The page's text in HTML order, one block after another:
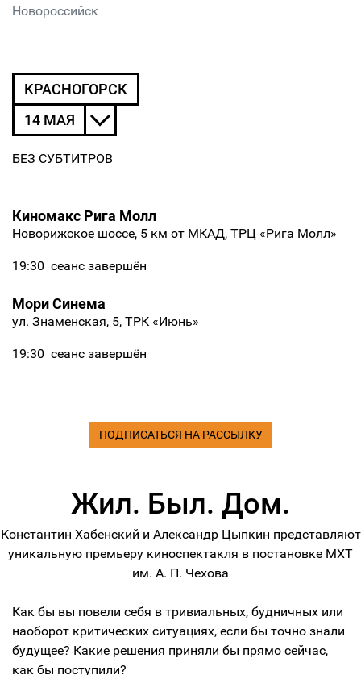
Новороссийск
КРАСНОГОРСК
14 МАЯ
БЕЗ СУБТИТРОВ
Киномакс Рига Молл
Новорижское шоссе, 5 км от МКАД, ТРЦ «Рига Молл»
19:30 сеанс завершён
Мори Синема
ул. Знаменская, 5, ТРК «Июнь»
19:30 сеанс завершён
ПОДПИСАТЬСЯ НА РАССЫЛКУ
Жил. Был. Дом.
Константин Хабенский и Александр Цыпкин представляют
уникальную премьеру киноспектакля в постановке МХТ
им. А. П. Чехова
Как бы вы повели себя в тривиальных, будничных или
наоборот критических ситуациях, если бы точно знали
будущее? Какие решения приняли бы прямо сейчас,
как бы поступили?